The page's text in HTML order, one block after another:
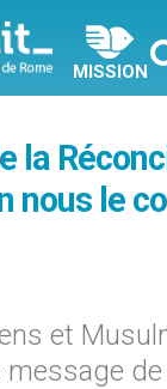
MISSION
la
nous le
et
message